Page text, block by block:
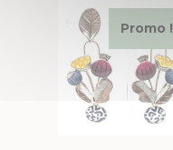
Promo !